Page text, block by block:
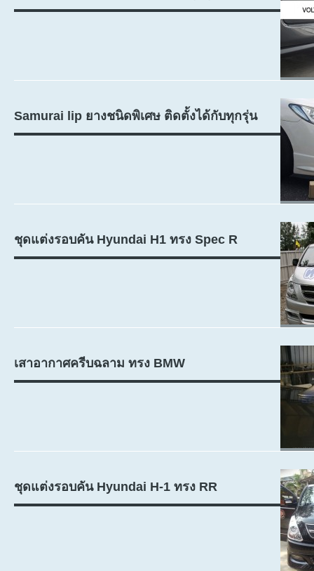
Samurai lip ยางชนิดพิเศษ ติดตั้งได้กับทุกรุ่น
ชุดแต่งรอบคัน Hyundai H1 ทรง Spec R
เสาอากาศครีบฉลาม ทรง BMW
ชุดแต่งรอบคัน Hyundai H-1 ทรง RR